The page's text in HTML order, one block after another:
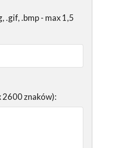
.gif, .bmp - max 1,5
2600 znaków):